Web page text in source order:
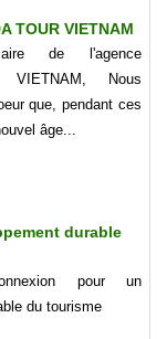
TOUR VIETNAM
de l'agence
VIETNAM, Nous
que, pendant ces
âge...
durable
pour un
du tourisme